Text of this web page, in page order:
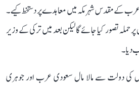
کے مقدس شہر مکہ میں معاہدے پر دستخط کیے۔
حملہ تصور کیا جائے گا لیکن بعد میں ترکی کے وزیر
دیا۔
کی دولت سے مالا مال سعودی عرب اور جوہری